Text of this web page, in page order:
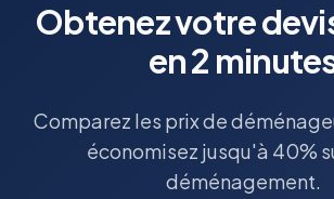
Obtenez votre
en 2
Comparez les prix de
économisez jusqu'à 40%
déménagement.